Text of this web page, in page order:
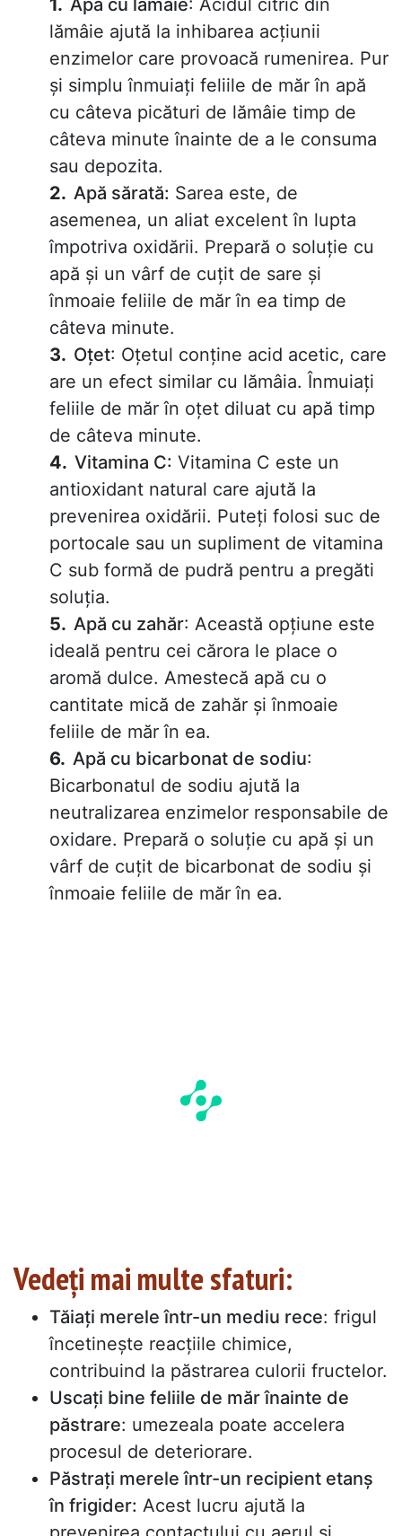
Apă cu lămâie: Acidul citric din
lămâie ajută la inhibarea acțiunii
enzimelor care provoacă rumenirea. Pur
și simplu înmuiați feliile de măr în apă
cu câteva picături de lămâie timp de
câteva minute înainte de a le consuma
sau depozita.
Apă sărată: Sarea este, de
asemenea, un aliat excelent în lupta
împotriva oxidării. Prepară o soluție cu
apă și un vârf de cuțit de sare și
înmoaie feliile de măr în ea timp de
câteva minute.
Oțet: Oțetul conține acid acetic, care
are un efect similar cu lămâia. Înmuiați
feliile de măr în oțet diluat cu apă timp
de câteva minute.
Vitamina C: Vitamina C este un
antioxidant natural care ajută la
prevenirea oxidării. Puteți folosi suc de
portocale sau un supliment de vitamina
C sub formă de pudră pentru a pregăti
soluția.
Apă cu zahăr: Această opțiune este
ideală pentru cei cărora le place o
aromă dulce. Amestecă apă cu o
cantitate mică de zahăr și înmoaie
feliile de măr în ea.
Apă cu bicarbonat de sodiu:
Bicarbonatul de sodiu ajută la
neutralizarea enzimelor responsabile de
oxidare. Prepară o soluție cu apă și un
vârf de cuțit de bicarbonat de sodiu și
înmoaie feliile de măr în ea.
Vedeți mai multe sfaturi:
Tăiați merele într-un mediu rece: frigul
încetinește reacțiile chimice,
contribuind la păstrarea culorii fructelor.
Uscați bine feliile de măr înainte de
păstrare: umezeala poate accelera
procesul de deteriorare.
Păstrați merele într-un recipient etanș
în frigider: Acest lucru ajută la